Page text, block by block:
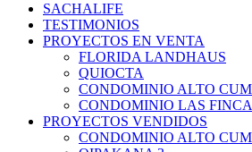
SACHALIFE
TESTIMONIOS
PROYECTOS EN VENTA
FLORIDA LANDHAUS
QUIOCTA
CONDOMINIO ALTO
CONDOMINIO LAS
PROYECTOS VENDIDOS
CONDOMINIO ALTO